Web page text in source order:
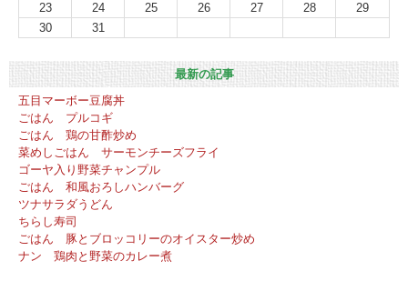
23
24 25 26 27 28
29
30
31
最新の記事
五目マーボー豆腐丼
ごはん プルコギ
ごはん 鶏の甘酢炒め
菜めしごはん サーモンチーズフライ
ゴーヤ入り野菜チャンプル
ごはん 和風おろしハンバーグ
ツナサラダうどん
ちらし寿司
ごはん 豚とブロッコリーのオイスター炒め
ナン 鶏肉と野菜のカレー煮